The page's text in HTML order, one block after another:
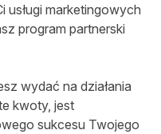
usługi marketingowych
program partnerski
wydać na działania
kwoty, jest
sukcesu Twojego